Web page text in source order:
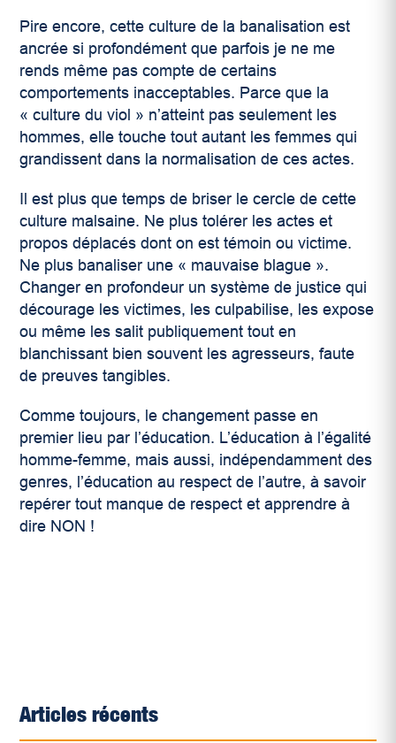
Pire encore, cette culture de la banalisation est
ancrée si profondément que parfois je ne me
rends même pas compte de certains
comportements inacceptables. Parce que la
« culture du viol » n’atteint pas seulement les
hommes, elle touche tout autant les femmes qui
grandissent dans la normalisation de ces actes.
Il est plus que temps de briser le cercle de cette
culture malsaine. Ne plus tolérer les actes et
propos déplacés dont on est témoin ou victime.
Ne plus banaliser une « mauvaise blague ».
Changer en profondeur un système de justice qui
décourage les victimes, les culpabilise, les expose
ou même les salit publiquement tout en
blanchissant bien souvent les agresseurs, faute
de preuves tangibles.
Comme toujours, le changement passe en
premier lieu par l’éducation. L’éducation à l’égalité
homme-femme, mais aussi, indépendamment des
genres, l’éducation au respect de l’autre, à savoir
repérer tout manque de respect et apprendre à
dire NON !
Articles récents